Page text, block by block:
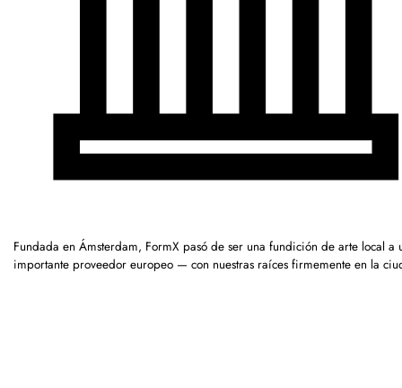
Fundada en Ámsterdam, FormX pasó de ser una fundición de arte local a
importante proveedor europeo — con nuestras raíces firmemente en la